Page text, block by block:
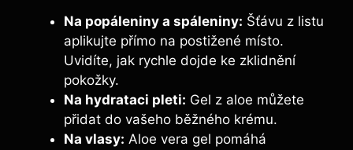
Na popáleniny a spáleniny: Šťávu z listu
aplikujte přímo na postižené místo.
Uvidíte, jak rychle dojde ke zklidnění
pokožky.
Na hydrataci pleti: Gel z aloe můžete
přidat do vašeho běžného krému.
Na vlasy: Aloe vera gel pomáhá